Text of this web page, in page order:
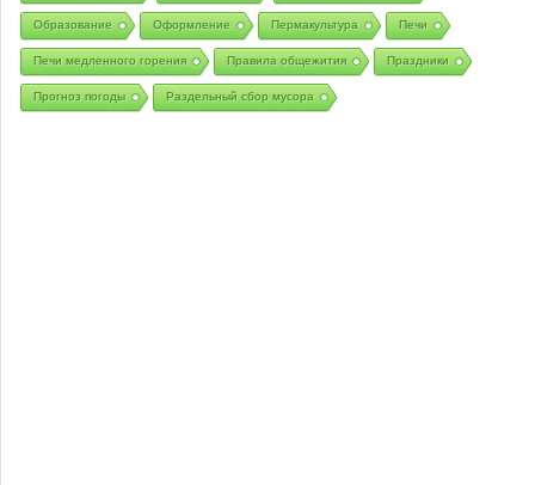
Образование Оформление Пермакультура Печи
Печи медленного горения Правила общежития Праздники
Прогноз погоды Раздельный сбор мусора